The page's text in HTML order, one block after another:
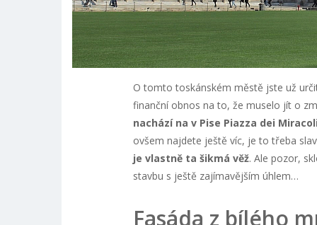
O tomto toskánském městě jste už
finanční obnos na to, že muselo jít o
nachází na v Pise Piazza dei
ovšem najdete ještě víc, je to třeba
je vlastně ta šikmá věž. Ale pozor,
stavbu s ještě zajímavějším úhlem…
Fasáda z bílého